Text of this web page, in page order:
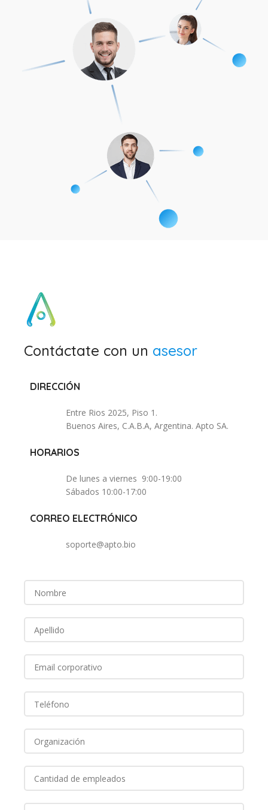
Contáctate con un asesor
DIRECCIÓN
Entre Rios 2025, Piso 1.
Buenos Aires, C.A.B.A, Argentina. Apto SA.
HORARIOS
De lunes a viernes 9:00-19:00
Sábados 10:00-17:00
CORREO ELECTRÓNICO
soporte@apto.bio